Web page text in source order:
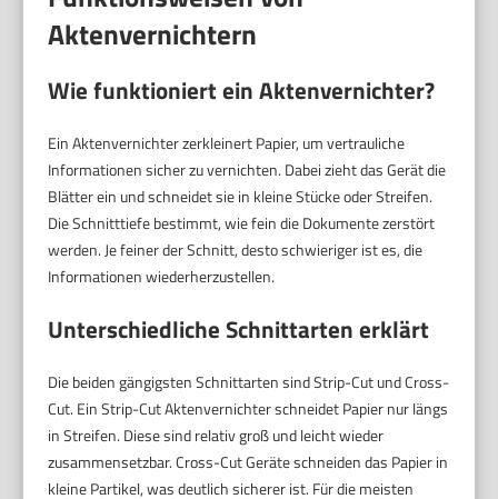
Aktenvernichtern
Wie funktioniert ein Aktenvernichter?
Ein Aktenvernichter zerkleinert Papier, um vertrauliche
Informationen sicher zu vernichten. Dabei zieht das Gerät die
Blätter ein und schneidet sie in kleine Stücke oder Streifen.
Die Schnitttiefe bestimmt, wie fein die Dokumente zerstört
werden. Je feiner der Schnitt, desto schwieriger ist es, die
Informationen wiederherzustellen.
Unterschiedliche Schnittarten erklärt
Die beiden gängigsten Schnittarten sind Strip-Cut und Cross-
Cut. Ein Strip-Cut Aktenvernichter schneidet Papier nur längs
in Streifen. Diese sind relativ groß und leicht wieder
zusammensetzbar. Cross-Cut Geräte schneiden das Papier in
kleine Partikel, was deutlich sicherer ist. Für die meisten